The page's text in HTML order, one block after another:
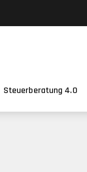
Steuerberatung 4.0